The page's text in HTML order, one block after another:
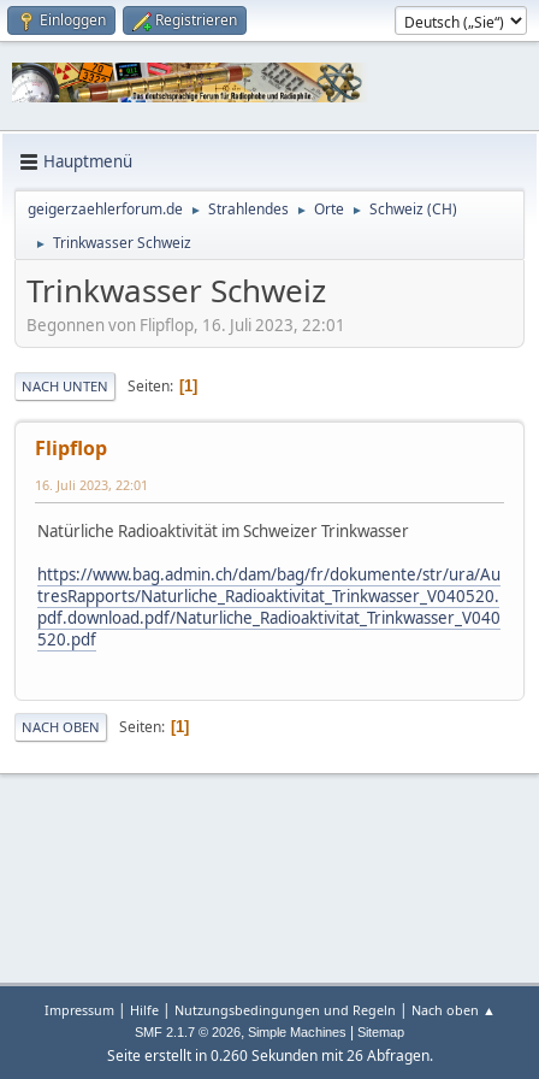
Einloggen Registrieren
Hauptmenü
geigerzaehlerforum.de ► Strahlendes ► Orte ► Schweiz (CH)
► Trinkwasser Schweiz
Trinkwasser Schweiz
Begonnen von Flipflop, 16. Juli 2023, 22:01
NACH UNTEN Seiten 1
Flipflop
16. Juli 2023, 22:01
Natürliche Radioaktivität im Schweizer Trinkwasser
https://www.bag.admin.ch/dam/bag/fr/dokumente/str/ura/Au
tresRapports/Naturliche_Radioaktivitat_Trinkwasser_V040520.
pdf.download.pdf/Naturliche_Radioaktivitat_Trinkwasser_V040
520.pdf
NACH OBEN Seiten 1
Impressum| Hilfe| Nutzungsbedingungen und Regeln | Nach oben ▲
SMF 2.1.7 © 2026, Simple Machines Sitemap
Seite erstellt in 0.260 Sekunden mit 26 Abfragen.